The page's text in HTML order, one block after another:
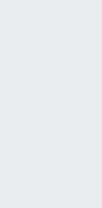
İşitme
Judo ve